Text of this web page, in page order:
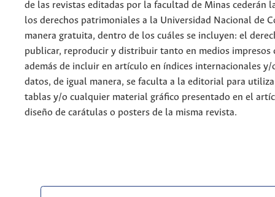
de las revistas editadas por la facultad de Minas cederán
los derechos patrimoniales a la Universidad Nacional de
manera gratuita, dentro de los cuáles se incluyen: el
publicar, reproducir y distribuir tanto en medios impresos
además de incluir en artículo en índices internacionales y/
datos, de igual manera, se faculta a la editorial para
tablas y/o cualquier material gráfico presentado en el
diseño de carátulas o posters de la misma revista.